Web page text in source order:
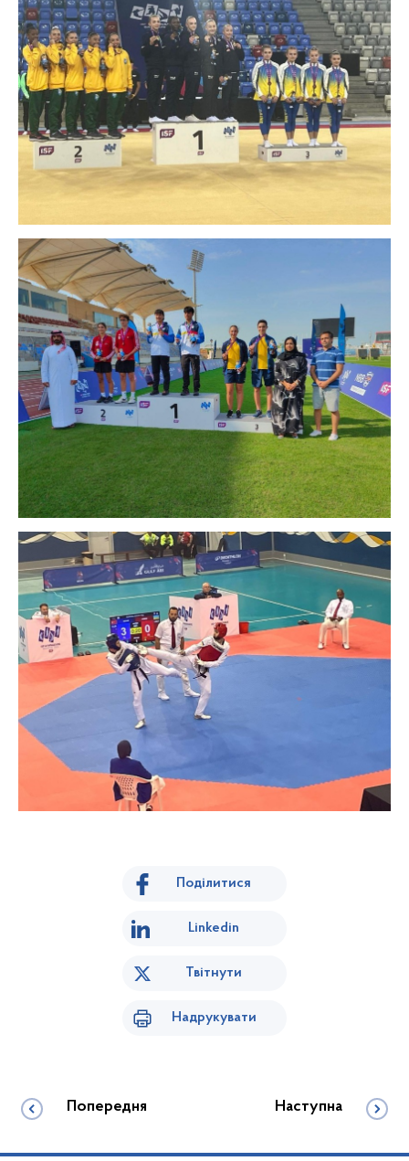
Поділитися
Linkedin
Твітнути
Надрукувати
Попередня Наступна